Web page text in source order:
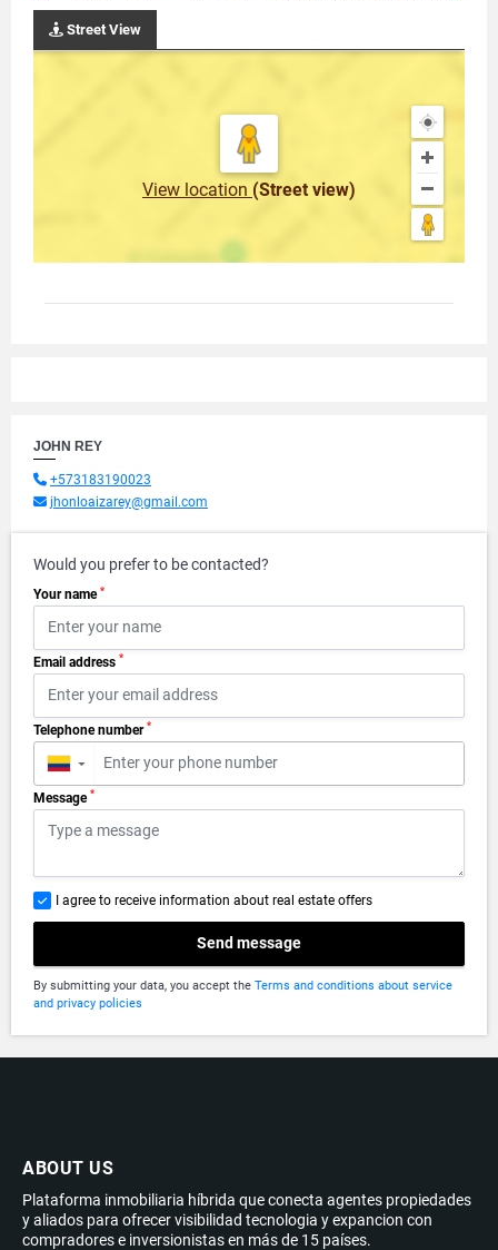
Street View
View location (Street view)
JOHN REY
+573183190023
jhonloaizarey@gmail.com
Would you prefer to be contacted?
Your name *
Email address *
Telephone number *
▼
Message *
I agree to receive information about real estate offers
Send message
By submitting your data, you accept the Terms and conditions about service
and privacy policies
ABOUT US
Plataforma inmobiliaria híbrida que conecta agentes propiedades
y aliados para ofrecer visibilidad tecnologia y expancion con
compradores e inversionistas en más de 15 países.